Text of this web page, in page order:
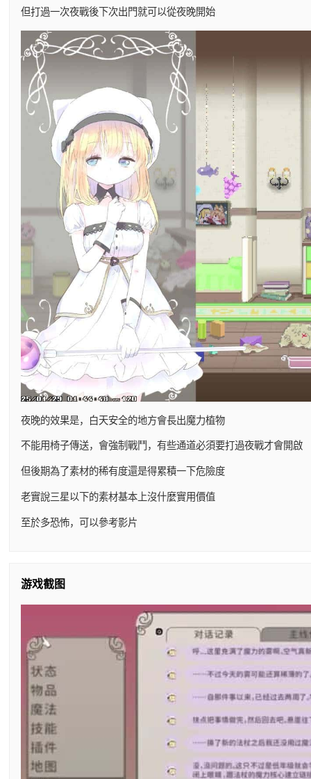
但打過一次夜戰後下次出門就可以從夜晚開始
夜晚的效果是，白天安全的地方會長出魔力植物
不能用椅子傳送，會強制戰鬥，有些通道必須要打過夜戰才會開啟
但後期為了素材的稀有度還是得累積一下危險度
老實說三星以下的素材基本上沒什麼實用價值
至於多恐怖，可以參考影片
游戏截图